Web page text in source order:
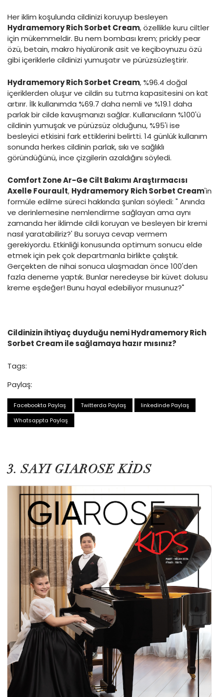
Her iklim koşulunda cildinizi koruyup besleyen
Hydramemory Rich Sorbet Cream, özellikle kuru ciltler
için mükemmeldir. Bu nem bombası krem; prickly pear
özü, betain, makro hiyalüronik asit ve keçiboynuzu özü
gibi içeriklerle cildinizi yumuşatır ve pürüzsüzleştirir.
Hydramemory Rich Sorbet Cream, %96.4 doğal
içeriklerden oluşur ve cildin su tutma kapasitesini on kat
artırır. İlk kullanımda %69.7 daha nemli ve %19.1 daha
parlak bir cilde kavuşmanızı sağlar. Kullanıcıların %100'ü
cildinin yumuşak ve pürüzsüz olduğunu, %95'i ise
besleyici etkisini fark ettiklerini belirtti. 14 günlük kullanım
sonunda herkes cildinin parlak, sıkı ve sağlıklı
göründüğünü, ince çizgilerin azaldığını söyledi.
Comfort Zone Ar-Ge Cilt Bakımı Araştırmacısı
Axelle Fourault, Hydramemory Rich Sorbet Cream'in
formüle edilme süreci hakkında şunları söyledi: " Anında
ve derinlemesine nemlendirme sağlayan ama aynı
zamanda her iklimde cildi koruyan ve besleyen bir kremi
nasıl yaratabiliriz?' Bu soruya cevap vermem
gerekiyordu. Etkinliği konusunda optimum sonucu elde
etmek için pek çok departmanla birlikte çalıştık.
Gerçekten de nihai sonuca ulaşmadan önce 100'den
fazla deneme yaptık. Bunlar neredeyse bir küvet dolusu
kreme eşdeğer! Bunu hayal edebiliyor musunuz?"
Cildinizin ihtiyaç duyduğu nemi Hydramemory Rich
Sorbet Cream ile sağlamaya hazır mısınız?
Tags:
Paylaş:
Facebookta Paylaş Twitterda Paylaş
linkedinde Paylaş
Whatsappta Paylaş
3. SAYI GIAROSE KIDS